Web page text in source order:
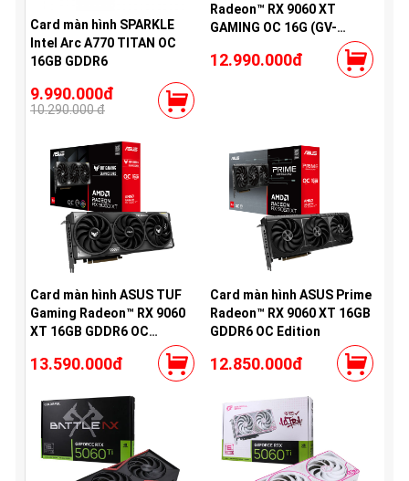
Card màn hình SPARKLE
Intel Arc A770 TITAN OC
16GB GDDR6
9.990.000đ
10.290.000 đ
Radeon™ RX 9060 XT
GAMING OC 16G (GV-
R9060XTGAMING OC-
16GD)
12.990.000đ
Card màn hình ASUS TUF
Gaming Radeon™ RX 9060
XT 16GB GDDR6 OC
13.590.000đ
Card màn hình ASUS Prime
Radeon™ RX 9060 XT 16GB
GDDR6 OC Edition
12.850.000đ